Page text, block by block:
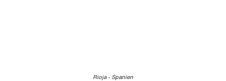
Rioja - Spanien